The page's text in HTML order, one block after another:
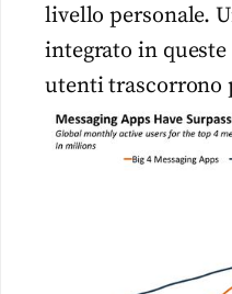
livello personale.
integrato in
utenti trascorrono